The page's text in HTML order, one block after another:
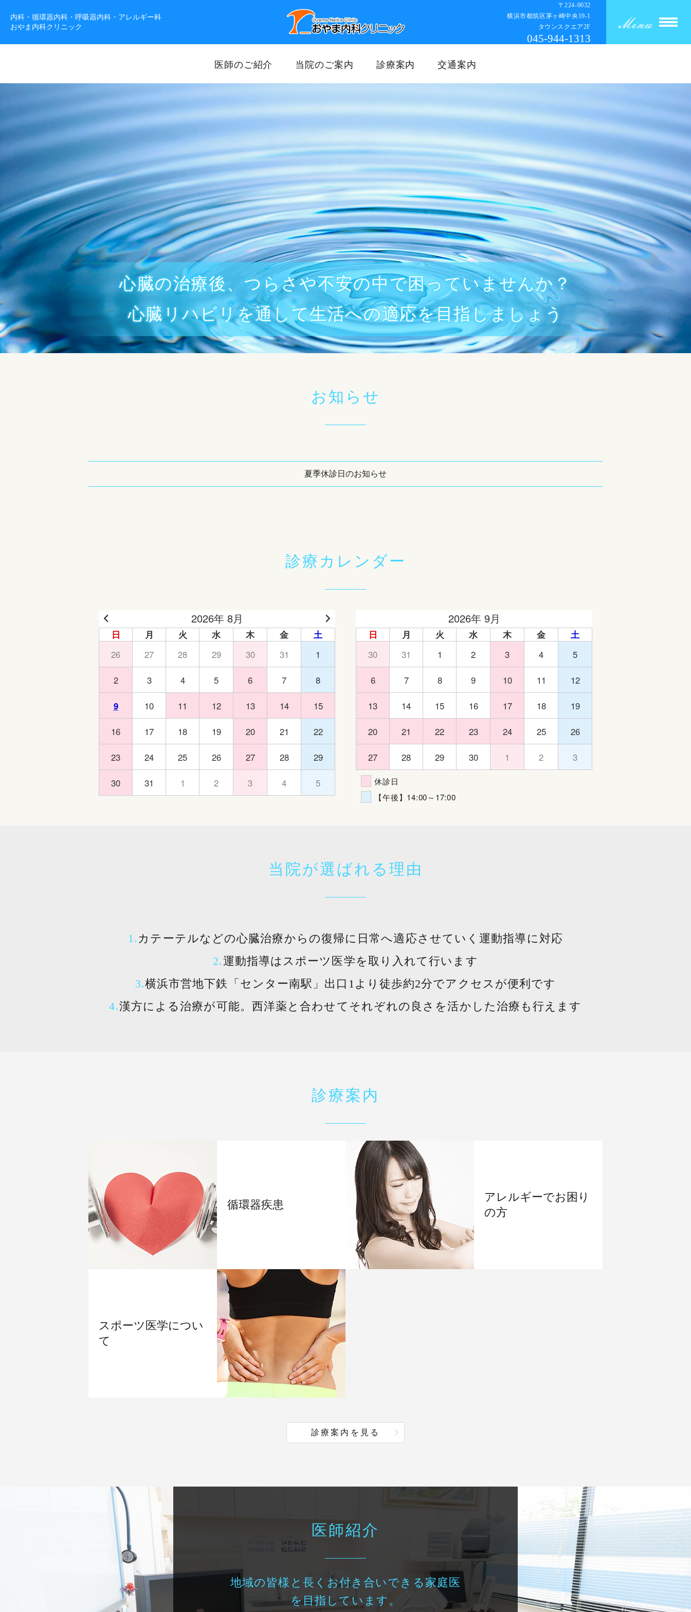
内科・循環器内科・呼吸器内科・アレルギー科
おやま内科クリニック
〒224-0032
横浜市都筑区茅ヶ崎中央19‐1
タウンスクエア2F
045-944-1313
医師のご紹介 当院のご案内 診療案内 交通案内
心臓の治療後、 つらさや不安の中で困っていませんか？
心臓リハビリを通して生活への適応を目指しましょう
お知らせ
夏季休診日のお知らせ
診療カレンダー
2026年 8月
日 月 火 水 木 金
土
26
27 28 29 30 31 1
2 3 4 5 6 7 8
9 10 11 12 13 14 15
16 17 18 19 20 21 22
23 24 25 26 27 28 29
30 31 1 2 3 4 5
2026年 9月
日 月 火 水 木 金
土
30
31 1 2 3 4 5
6 7 8 9 10 11 12
13 14 15 16 17 18 19
20 21 22 23 24 25 26
27 28 29 30 1 2 3
休診日
【午後】14:00～17:00
当院が選ばれる理由
カテーテルなどの心臓治療からの復帰に日常へ適応させていく運動指導に対応
運動指導は スポーツ医学を取り入れて行います
横浜市営地下鉄「センター南駅」出口1より徒歩約2分でアクセスが便利です
漢方による治療が可能。西洋薬と合わせてそれぞれの良さを活かした治療も行えます
診療案内
循環器疾患
スポーツ医学につい
て
アレルギーでお困り
の方
診療案内を見る
医師紹介
地域の皆様と長くお付き合いできる家庭医
を目指しています。